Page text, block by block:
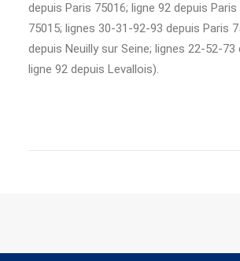
depuis Paris 75016; ligne 92 depuis Paris
75015; lignes 30-31-92-93 depuis Paris
depuis Neuilly sur Seine; lignes 22-52-73
ligne 92 depuis Levallois).